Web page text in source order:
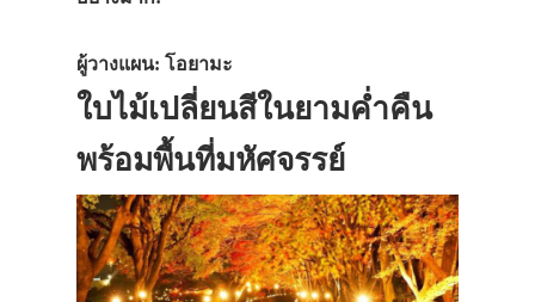
ผู้วางแผน: โอยามะ
ใบไม้เปลี่ยนสีในยามค่ำคืน
พร้อมพื้นที่มหัศจรรย์